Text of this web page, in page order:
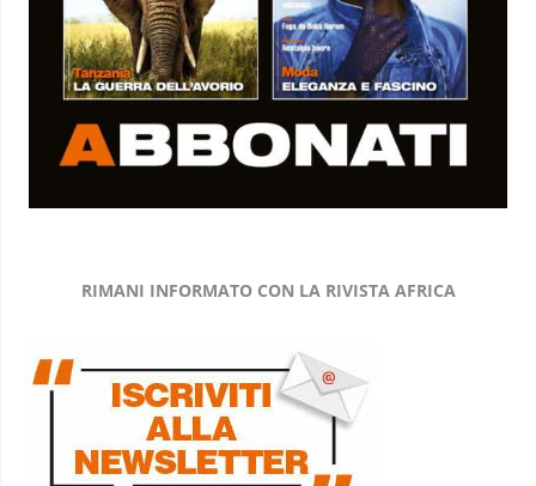
RIMANI INFORMATO CON LA RIVISTA AFRICA